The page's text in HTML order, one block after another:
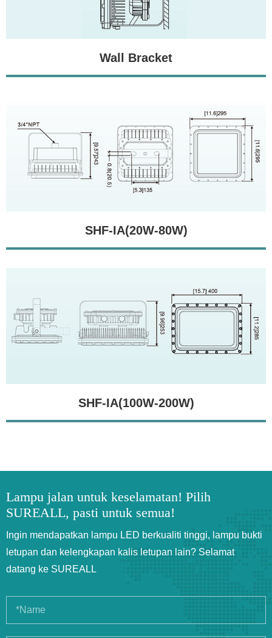
Wall Bracket
SHF-IA(20W-80W)
SHF-IA(100W-200W)
Lampu jalan untuk keselamatan! Pilih
SUREALL, pasti untuk semua!
Ingin mendapatkan lampu LED berkualiti tinggi, lampu bukti
letupan dan kelengkapan kalis letupan lain? Selamat
datang ke SUREALL